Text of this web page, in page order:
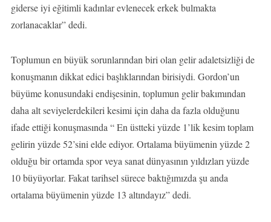
giderse iyi eğitimli kadınlar evlenecek erkek bulmakta
zorlanacaklar” dedi.
Toplumun en büyük sorunlarından biri olan gelir adaletsizliği de
konuşmanın dikkat edici başlıklarından birisiydi. Gordon’un
büyüme konusundaki endişesinin, toplumun gelir bakımından
daha alt seviyelerdekileri kesimi için daha da fazla olduğunu
ifade ettiği konuşmasında “ En üstteki yüzde 1’lik kesim toplam
gelirin yüzde 52’sini elde ediyor. Ortalama büyümenin yüzde 2
olduğu bir ortamda spor veya sanat dünyasının yıldızları yüzde
10 büyüyorlar. Fakat tarihsel sürece baktığımızda şu anda
ortalama büyümenin yüzde 13 altındayız” dedi.